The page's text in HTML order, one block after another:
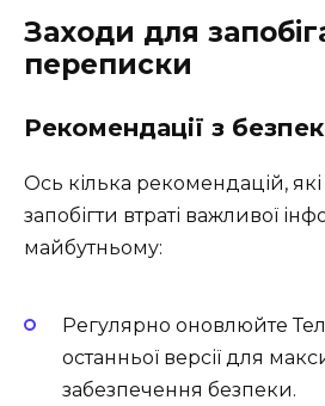
Заходи для
переписки
Рекомендації з
Ось кілька рекомендацій,
запобігти втраті важливої
майбутньому:
Регулярно оновлюйте
останньої версії для
забезпечення безпеки.